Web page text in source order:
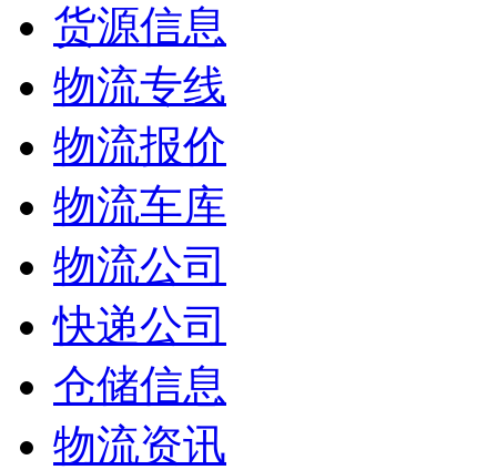
货源信息
物流专线
物流报价
物流车库
物流公司
快递公司
仓储信息
物流资讯